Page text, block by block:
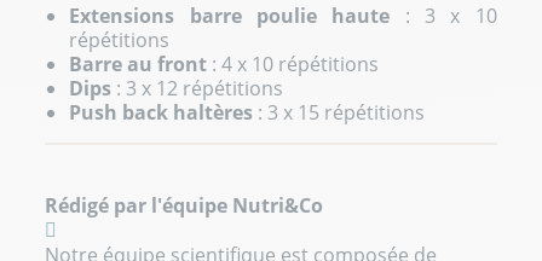
Extensions barre poulie haute : 3 x 10
répétitions
Barre au front : 4 x 10 répétitions
Dips : 3 x 12 répétitions
Push back haltères : 3 x 15 répétitions
Rédigé par l'équipe Nutri&Co
Notre équipe scientifique est composée de